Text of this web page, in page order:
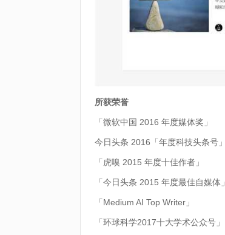
所获荣誉
「微软中国 2016 年度媒体奖」
今日头条 2016「年度科技头条号」
「虎嗅 2015 年度十佳作者」
「今日头条 2015 年度最佳自媒体」
「Medium AI Top Writer」
「环球科学2017十大学术公众号」